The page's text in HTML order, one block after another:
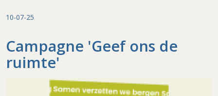
10-07-25
Campagne 'Geef ons de
ruimte'